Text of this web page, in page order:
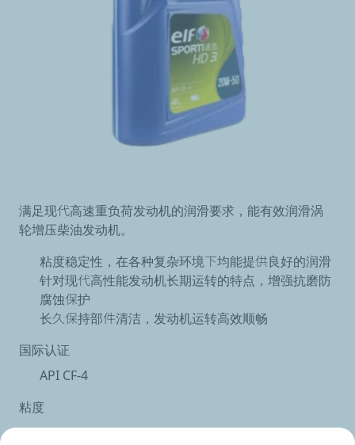
满足现代高速重负荷发动机的润滑要求，能有效润滑涡
轮增压柴油发动机。
粘度稳定性，在各种复杂环境下均能提供良好的润滑
针对现代高性能发动机长期运转的特点，增强抗磨防
腐蚀保护
长久保持部件清洁，发动机运转高效顺畅
国际认证
API CF-4
粘度
15W-40 / 20W-50